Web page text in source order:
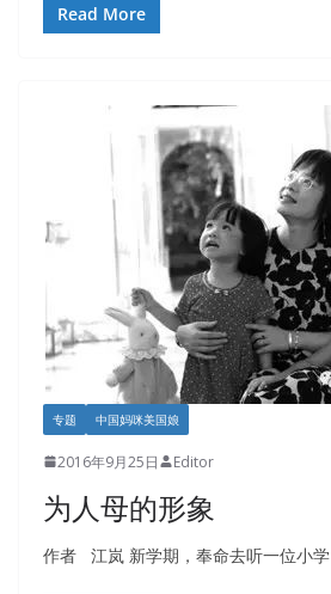
Read More
专题 中国妈咪美国娘
2016年9月25日 Editor
为人母的形象
作者 江岚 新学期，奉命去听一位小学